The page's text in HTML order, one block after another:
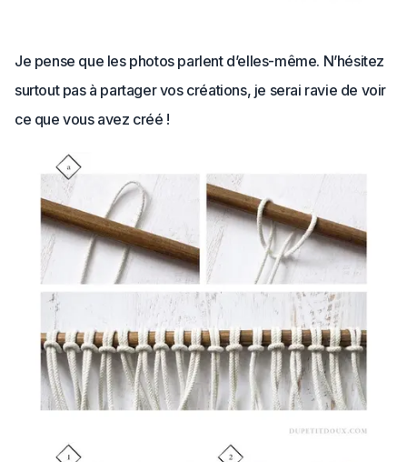
Je pense que les photos parlent d’elles-même. N’hésitez
surtout pas à partager vos créations, je serai ravie de voir
ce que vous avez créé !